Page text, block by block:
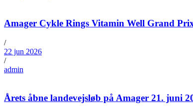
Amager Cykle Rings Vitamin Well Grand
/
22 jun 2026
/
admin
Årets åbne landevejsløb på Amager 21. juni